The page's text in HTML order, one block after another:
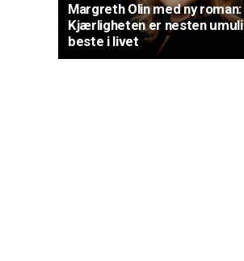
Margreth Olin med ny
Kjærligheten er nesten
beste i livet